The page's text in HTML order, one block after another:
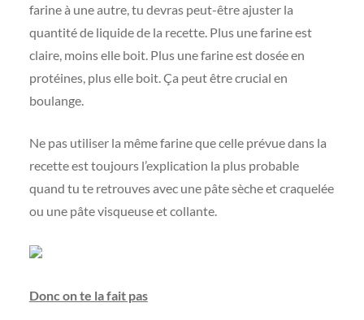
farine à une autre, tu devras peut-être ajuster la
quantité de liquide de la recette. Plus une farine est
claire, moins elle boit. Plus une farine est dosée en
protéines, plus elle boit. Ça peut être crucial en
boulange.
Ne pas utiliser la même farine que celle prévue dans la
recette est toujours l’explication la plus probable
quand tu te retrouves avec une pâte sèche et craquelée
ou une pâte visqueuse et collante.
Donc on te la fait pas